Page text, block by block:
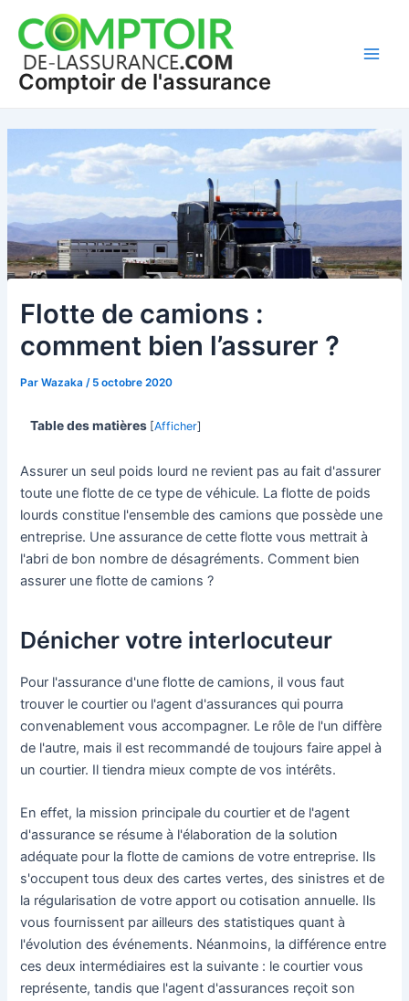
contenu
Comptoir de l'assurance
Flotte de camions :
comment bien l’assurer ?
ParWazaka/ 5 octobre 2020
Table des matières [Afficher]
Assurer un seul poids lourd ne revient pas au fait d'assurer
toute une flotte de ce type de véhicule. La flotte de poids
lourds constitue l'ensemble des camions que possède une
entreprise. Une assurance de cette flotte vous mettrait à
l'abri de bon nombre de désagréments. Comment bien
assurer une flotte de camions ?
Dénicher votre interlocuteur
Pour l'assurance d'une flotte de camions, il vous faut
trouver le courtier ou l'agent d'assurances qui pourra
convenablement vous accompagner. Le rôle de l'un diffère
de l'autre, mais il est recommandé de toujours faire appel à
un courtier. Il tiendra mieux compte de vos intérêts.
En effet, la mission principale du courtier et de l'agent
d'assurance se résume à l'élaboration de la solution
adéquate pour la flotte de camions de votre entreprise. Ils
s'occupent tous deux des cartes vertes, des sinistres et de
la régularisation de votre apport ou cotisation annuelle. Ils
vous fournissent par ailleurs des statistiques quant à
l'évolution des événements. Néanmoins, la différence entre
ces deux intermédiaires est la suivante : le courtier vous
représente, tandis que l'agent d'assurances reçoit son
Navigation
des
articles